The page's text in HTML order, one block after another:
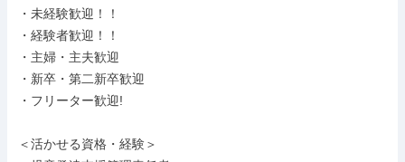
・未経験歓迎！！
・経験者歓迎！！
・主婦・主夫歓迎
・新卒・第二新卒歓迎
・フリーター歓迎!
＜活かせる資格・経験＞